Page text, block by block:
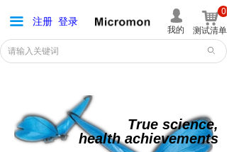
True science,
health achievements
끀
最新活动
公司简介
易析书屋
联系我们
ꄙ
넙
我的
注册 登录 낙
测试清单
0